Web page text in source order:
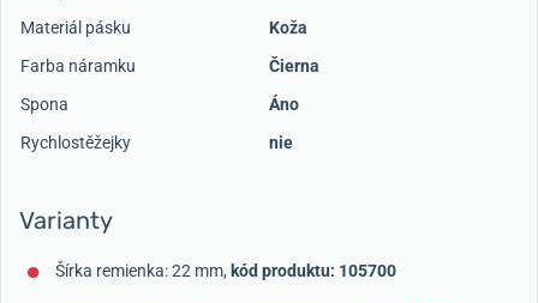
Materiál pásku
Koža
Farba náramku
Čierna
Spona
Áno
Rychlostěžejky
nie
Varianty
Šírka remienka: 22 mm, kód produktu: 105700